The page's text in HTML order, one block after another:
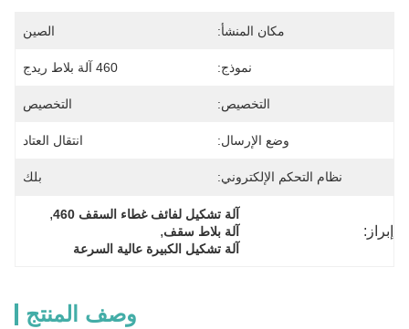
مكان المنشأ: الصين
نموذج: 460 آلة بلاط ريدج
التخصيص: التخصيص
وضع الإرسال: انتقال العتاد
نظام التحكم الإلكتروني: بلك
إبراز:
آلة تشكيل لفائف غطاء السقف 460 ,
آلة بلاط سقف,
آلة تشكيل الكبيرة عالية السرعة
وصف المنتج